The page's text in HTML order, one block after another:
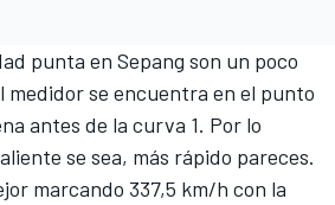
punta en Sepang son un poco
medidor se encuentra en el punto
antes de la curva 1. Por lo
se sea, más rápido pareces.
marcando 337,5 km/h con la